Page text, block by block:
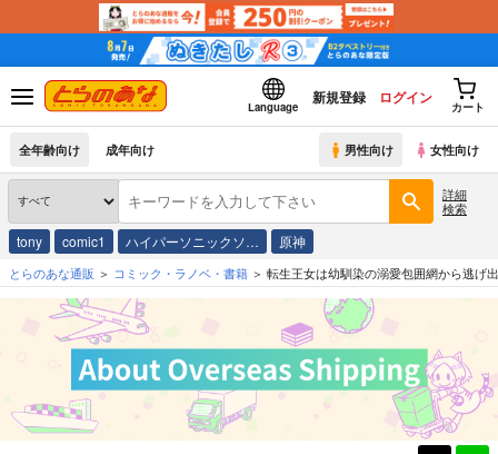
Language
新規登録 ログイン
カート
全年齢向け 成年向け 男性向け 女性向け
詳細
検索
tony comic1 ハイパーソニックソ… 原神
とらのあな通販 コミック・ラノベ・書籍 転生王女は幼馴染の溺愛包囲網から逃げ